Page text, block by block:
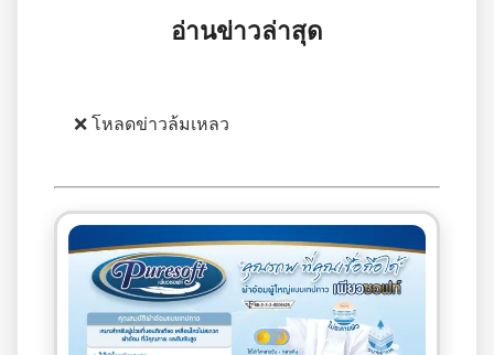
อ่านข่าวล่าสุด
❌ โหลดข่าวล้มเหลว